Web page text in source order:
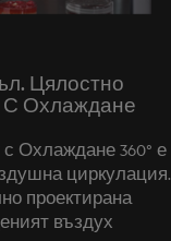
Цялостно
С Охлаждане
Охлаждане 360° е
циркулация.
проектирана
въздух